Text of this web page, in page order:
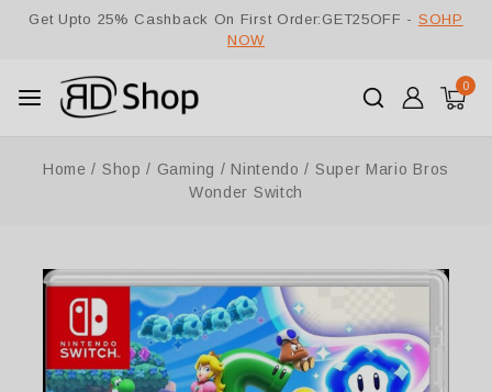
Get Upto 25% Cashback On First Order:GET25OFF - SOHP
NOW
0
Home / Shop / Gaming / Nintendo / Super Mario Bros
Wonder Switch